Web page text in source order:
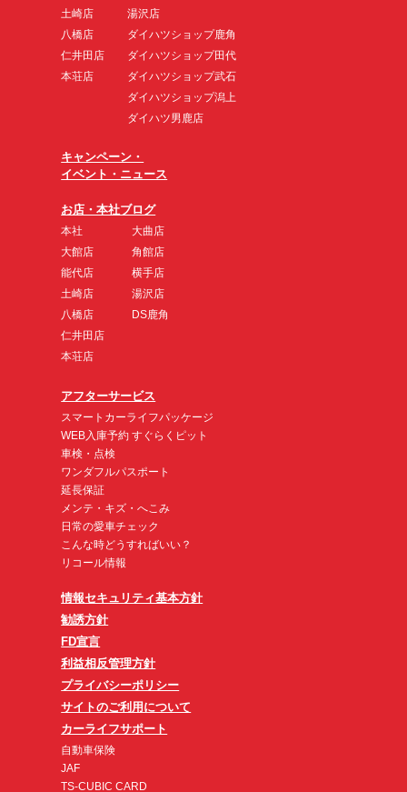
土崎店
八橋店
仁井田店
本荘店
湯沢店
ダイハツショップ鹿角
ダイハツショップ田代
ダイハツショップ武石
ダイハツショップ潟上
ダイハツ男鹿店
キャンペーン・
イベント・ニュース
お店・本社ブログ
本社
大館店
能代店
土崎店
八橋店
仁井田店
本荘店
大曲店
角館店
横手店
湯沢店
DS鹿角
アフターサービス
スマートカーライフパッケージ
WEB入庫予約 すぐらくピット
車検・点検
ワンダフルパスポート
延長保証
メンテ・キズ・へこみ
日常の愛車チェック
こんな時どうすればいい？
リコール情報
情報セキュリティ基本方針
勧誘方針
FD宣言
利益相反管理方針
プライバシーポリシー
サイトのご利用について
カーライフサポート
自動車保険
JAF
TS-CUBIC CARD